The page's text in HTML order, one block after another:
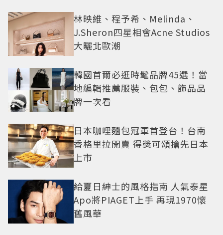
林映維、程予希、Melinda、
J.Sheron四星相會Acne Studios
大曬北歐潮
韓國首爾必逛時髦品牌45選！當
地編輯推薦服裝、包包、飾品品
牌一次看
日本咖哩麵包冠軍首登台！台南
香格里拉開賣 得獎可頌搶先日本
上市
給夏日紳士的風格指南 人氣泰星
Apo將PIAGET上手 再現1970懷
舊風華